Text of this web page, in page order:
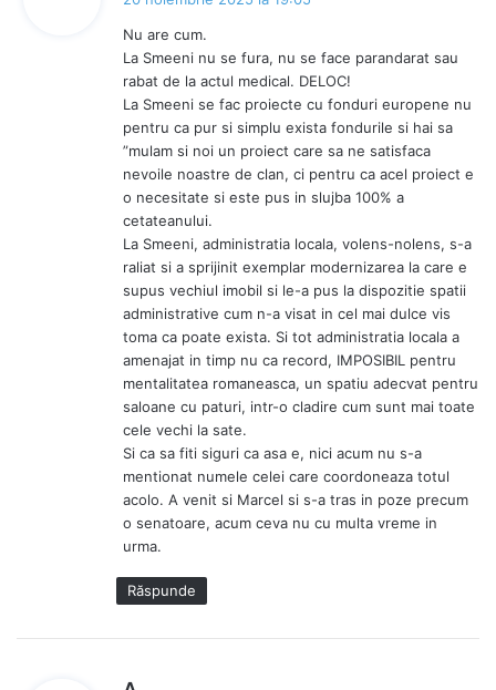
e
:
Nu are cum.
La Smeeni nu se fura, nu se face parandarat sau
rabat de la actul medical. DELOC!
La Smeeni se fac proiecte cu fonduri europene nu
pentru ca pur si simplu exista fondurile si hai sa
”mulam si noi un proiect care sa ne satisfaca
nevoile noastre de clan, ci pentru ca acel proiect e
o necesitate si este pus in slujba 100% a
cetateanului.
La Smeeni, administratia locala, volens-nolens, s-a
raliat si a sprijinit exemplar modernizarea la care e
supus vechiul imobil si le-a pus la dispozitie spatii
administrative cum n-a visat in cel mai dulce vis
toma ca poate exista. Si tot administratia locala a
amenajat in timp nu ca record, IMPOSIBIL pentru
mentalitatea romaneasca, un spatiu adecvat pentru
saloane cu paturi, intr-o cladire cum sunt mai toate
cele vechi la sate.
Si ca sa fiti siguri ca asa e, nici acum nu s-a
mentionat numele celei care coordoneaza totul
acolo. A venit si Marcel si s-a tras in poze precum
o senatoare, acum ceva nu cu multa vreme in
urma.
Răspunde